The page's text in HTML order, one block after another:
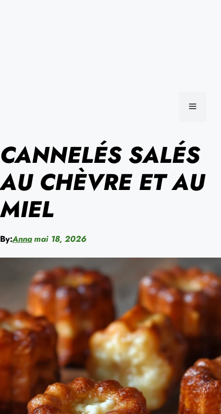
MENU
CANNELÉS SALÉS
AU CHÈVRE ET AU
MIEL
By:Annamai 18, 2026